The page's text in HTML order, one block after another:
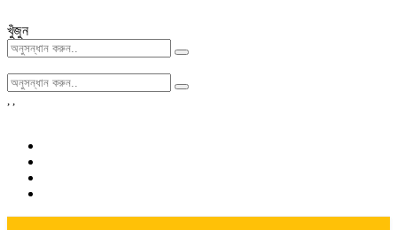
খুঁজুন
, ,